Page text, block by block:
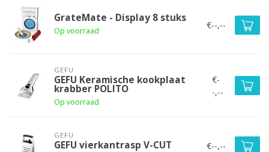
GrateMate - Display 8 stuks
Op voorraad
€--,--
GEFU
GEFU Keramische kookplaat
krabber POLITO
Op voorraad
€-
-,--
GEFU
GEFU vierkantrasp V-CUT €--,--